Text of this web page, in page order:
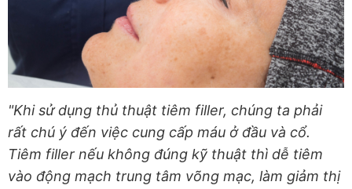
"Khi sử dụng thủ thuật tiêm filler, chúng ta phải
rất chú ý đến việc cung cấp máu ở đầu và cổ.
Tiêm filler nếu không đúng kỹ thuật thì dễ tiêm
vào động mạch trung tâm võng mạc, làm giảm thị